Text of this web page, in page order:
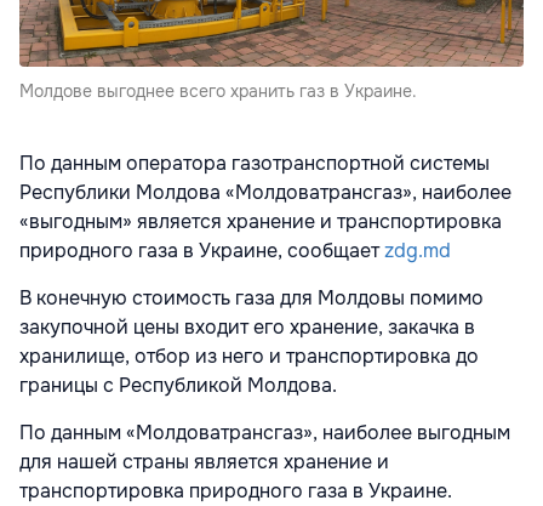
Молдове выгоднее всего хранить газ в Украине.
По данным оператора газотранспортной системы
Республики Молдова «Молдоватрансгаз», наиболее
«выгодным» является хранение и транспортировка
природного газа в Украине, сообщаетzdg.md
В конечную стоимость газа для Молдовы помимо
закупочной цены входит его хранение, закачка в
хранилище, отбор из него и транспортировка до
границы с Республикой Молдова.
По данным «Молдоватрансгаз», наиболее выгодным
для нашей страны является хранение и
транспортировка природного газа в Украине.